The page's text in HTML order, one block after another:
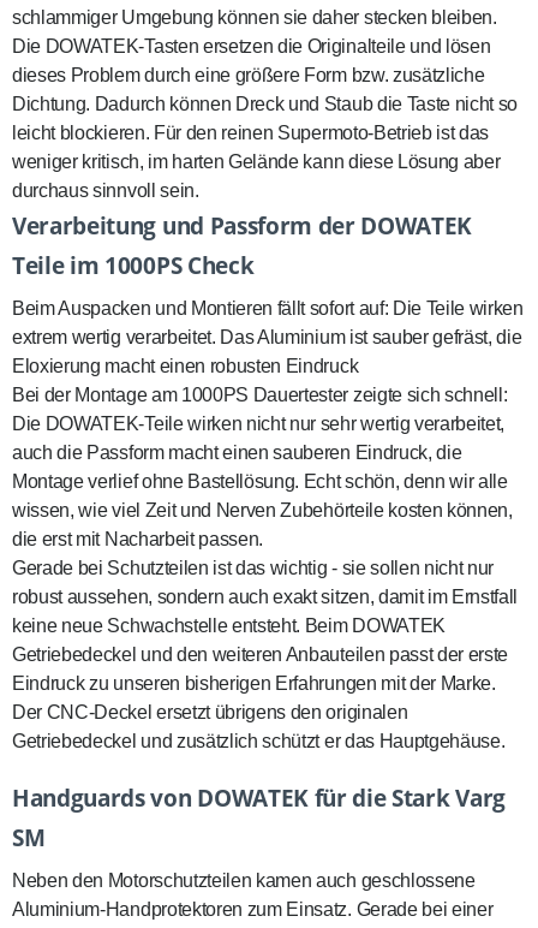
schlammiger Umgebung können sie daher stecken bleiben.
Die DOWATEK-Tasten ersetzen die Originalteile und lösen
dieses Problem durch eine größere Form bzw. zusätzliche
Dichtung. Dadurch können Dreck und Staub die Taste nicht so
leicht blockieren. Für den reinen Supermoto-Betrieb ist das
weniger kritisch, im harten Gelände kann diese Lösung aber
durchaus sinnvoll sein.
Verarbeitung und Passform der DOWATEK
Teile im 1000PS Check
Beim Auspacken und Montieren fällt sofort auf: Die Teile wirken
extrem wertig verarbeitet. Das Aluminium ist sauber gefräst, die
Eloxierung macht einen robusten Eindruck
Bei der Montage am 1000PS Dauertester zeigte sich schnell:
Die DOWATEK-Teile wirken nicht nur sehr wertig verarbeitet,
auch die Passform macht einen sauberen Eindruck, die
Montage verlief ohne Bastellösung. Echt schön, denn wir alle
wissen, wie viel Zeit und Nerven Zubehörteile kosten können,
die erst mit Nacharbeit passen.
Gerade bei Schutzteilen ist das wichtig - sie sollen nicht nur
robust aussehen, sondern auch exakt sitzen, damit im Ernstfall
keine neue Schwachstelle entsteht. Beim DOWATEK
Getriebedeckel und den weiteren Anbauteilen passt der erste
Eindruck zu unseren bisherigen Erfahrungen mit der Marke.
Der CNC-Deckel ersetzt übrigens den originalen
Getriebedeckel und zusätzlich schützt er das Hauptgehäuse.
Handguards von DOWATEK für die Stark Varg
SM
Neben den Motorschutzteilen kamen auch geschlossene
Aluminium-Handprotektoren zum Einsatz. Gerade bei einer